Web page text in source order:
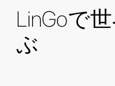
LinGoで
ぶ